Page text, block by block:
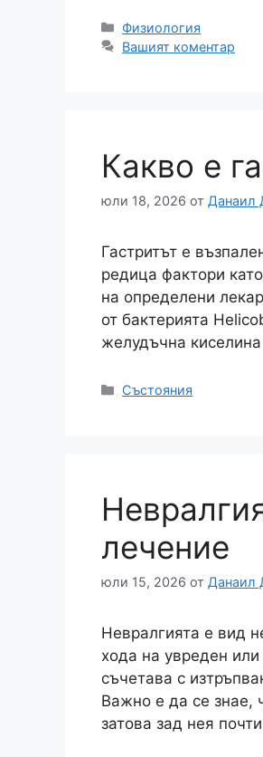
Категории
Физиология
Вашият коментар
Какво е
юли 18, 2026 от Данаил
Гастритът е
редица фактори
на определени
от бактерията
желудъчна
Категории
Състояния
лечение
юли 15, 2026 от Данаил
Невралгията е вид
хода на увреден
съчетава с
Важно е да се знае,
затова зад нея